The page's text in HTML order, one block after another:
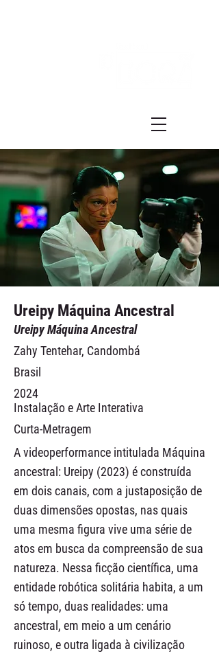
Ureipy Máquina Ancestral
Ureipy Máquina Ancestral
Zahy Tentehar, Candombá
Brasil
2024
Instalação e Arte Interativa
Curta-Metragem
A videoperformance intitulada Máquina
ancestral: Ureipy (2023) é construída
em dois canais, com a justaposição de
duas dimensões opostas, nas quais
uma mesma figura vive uma série de
atos em busca da compreensão de sua
natureza. Nessa ficção científica, uma
entidade robótica solitária habita, a um
só tempo, duas realidades: uma
ancestral, em meio a um cenário
ruinoso, e outra ligada à civilização